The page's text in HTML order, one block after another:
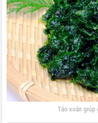
Tảo xoắn giúp